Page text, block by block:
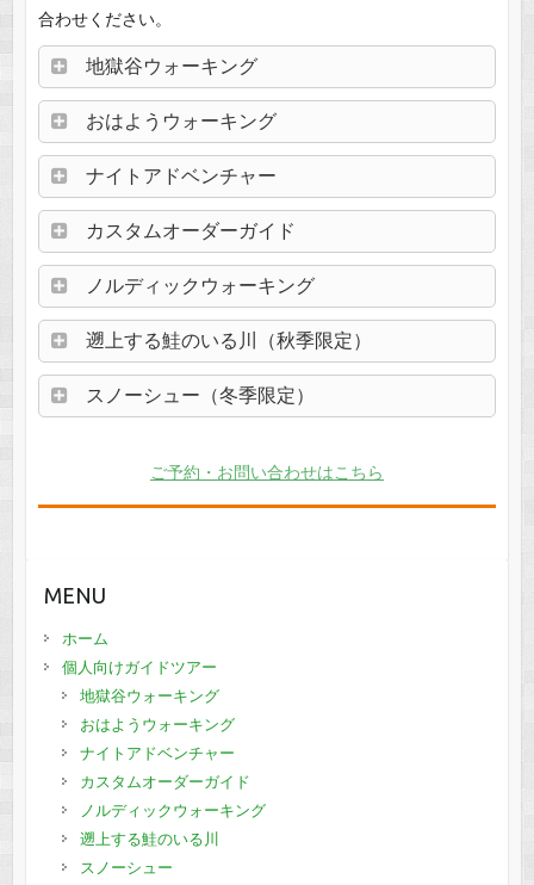
合わせください。
地獄谷ウォーキング
おはようウォーキング
ナイトアドベンチャー
カスタムオーダーガイド
ノルディックウォーキング
遡上する鮭のいる川（秋季限定）
スノーシュー（冬季限定）
ご予約・お問い合わせはこちら
MENU
ホーム
個人向けガイドツアー
地獄谷ウォーキング
おはようウォーキング
ナイトアドベンチャー
カスタムオーダーガイド
ノルディックウォーキング
遡上する鮭のいる川
スノーシュー